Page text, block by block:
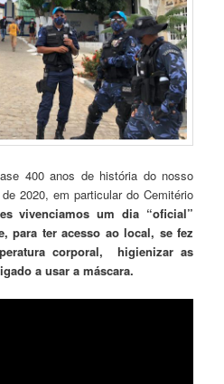
400 anos de história do nosso
2020, em particular do Cemitério
vivenciamos um dia “oficial”
para ter acesso ao local, se fez
corporal, higienizar as
a usar a máscara.